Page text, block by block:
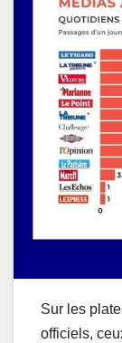
Sur les
officiels,